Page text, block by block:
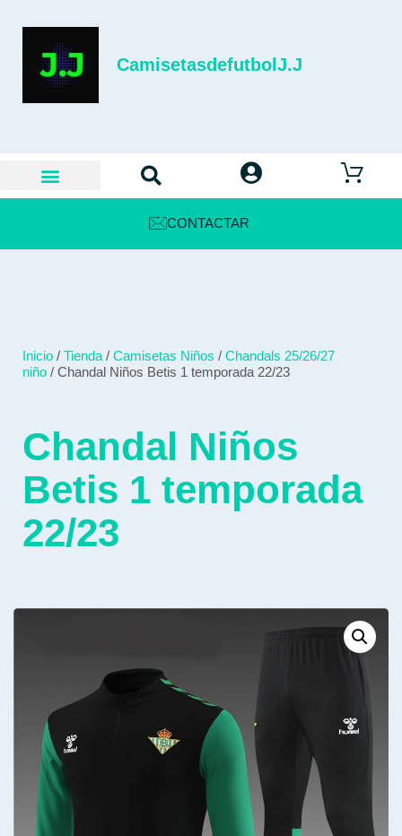
CamisetasdefutbolJ.J
CONTACTAR
Inicio / Tienda / Camisetas Niños / Chandals 25/26/27
niño / Chandal Niños Betis 1 temporada 22/23
Chandal Niños
Betis 1 temporada
22/23